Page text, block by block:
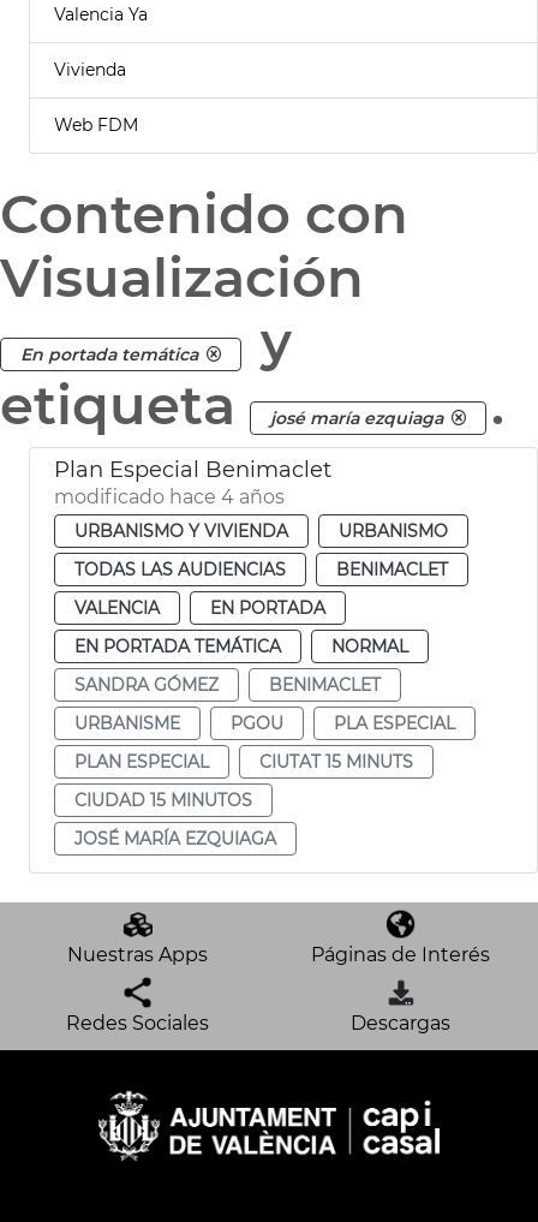
Valencia Ya
Vivienda
Web FDM
Contenido con
Visualización
En portada temática
y
etiqueta
josé maría ezquiaga .
Plan Especial Benimaclet
modificado hace 4 años
URBANISMO Y VIVIENDA
URBANISMO
TODAS LAS AUDIENCIAS
BENIMACLET
VALENCIA
EN PORTADA
EN PORTADA TEMÁTICA
NORMAL
SANDRA GÓMEZ
BENIMACLET
URBANISME
PGOU
PLA ESPECIAL
PLAN ESPECIAL
CIUTAT 15 MINUTS
CIUDAD 15 MINUTOS
JOSÉ MARÍA EZQUIAGA
Nuestras Apps Páginas de Interés
Redes Sociales Descargas